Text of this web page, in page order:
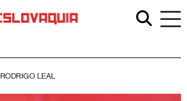
RODRIGO LEAL